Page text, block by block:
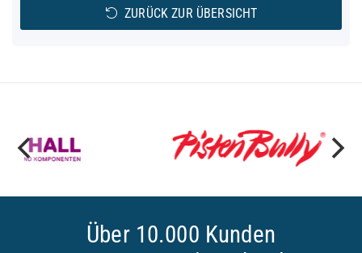
ZURÜCK ZUR ÜBERSICHT
Über 10.000 Kunden